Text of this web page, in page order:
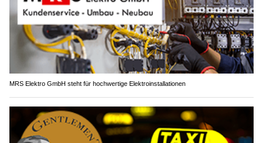
MRS Elektro GmbH steht für hochwertige Elektroinstallationen